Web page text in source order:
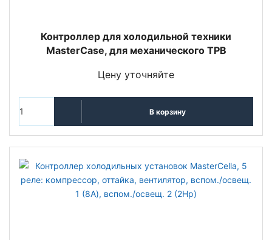
Контроллер для холодильной техники
MasterCase, для механического ТРВ
Цену уточняйте
В корзину